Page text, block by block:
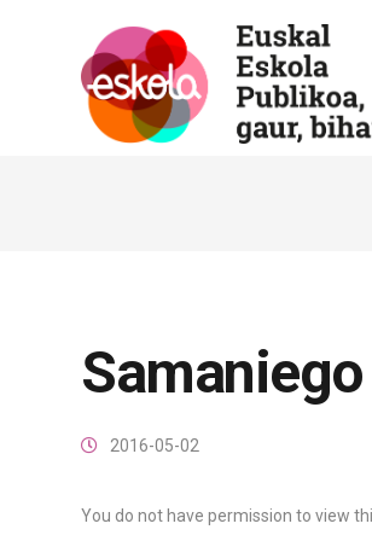
2016-05-02
You do not have permission to view